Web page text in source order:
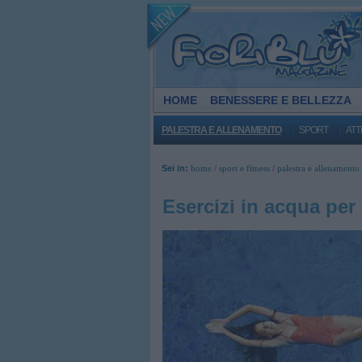
HOME BENESSERE E BELLEZZA
PALESTRA E ALLENAMENTO SPORT
Sei in: home/ sport e fitness/ palestra e allenamento
Esercizi in acqua